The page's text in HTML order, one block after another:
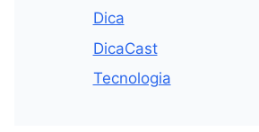
Dica
DicaCast
Tecnologia